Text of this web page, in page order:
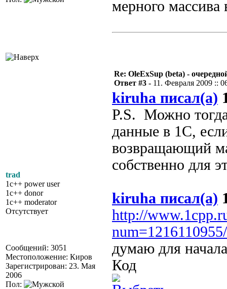
мерного массива
trad
1c++ power user
1c++ donor
1c++ moderator
Отсутствует
Сообщений: 3051
Местоположение: Киров
Зарегистрирован: 23. Мая
2006
Пол:
Re: OleExSup (beta) -
Ответ #3 - 11. Февраля 2009 ::
kiruha писал(а)
P.S. Можно тогда
данные в 1С,
возвращающий
собственно для
kiruha писал(а)
http://
думаю для
Код